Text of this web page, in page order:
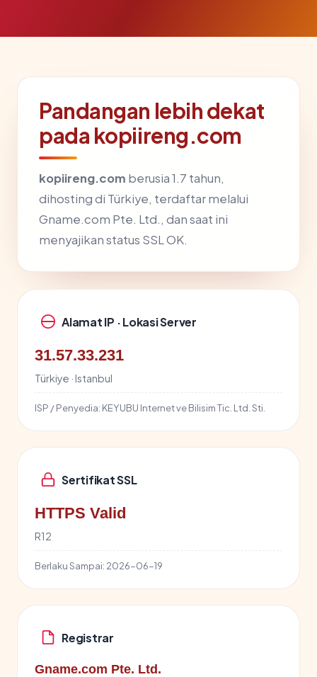
Pandangan lebih dekat
pada kopiireng.com
kopiireng.com berusia 1.7 tahun,
dihosting di Türkiye, terdaftar melalui
Gname.com Pte. Ltd., dan saat ini
menyajikan status SSL OK.
Alamat IP · Lokasi Server
31.57.33.231
Türkiye · Istanbul
ISP / Penyedia: KEYUBU Internet ve Bilisim Tic. Ltd. Sti.
Sertifikat SSL
HTTPS Valid
R12
Berlaku Sampai: 2026-06-19
Registrar
Gname.com Pte. Ltd.